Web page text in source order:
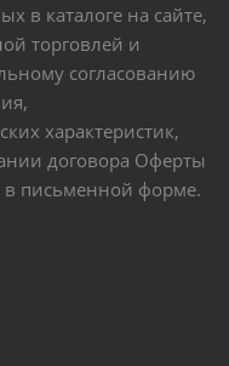
в каталоге на сайте,
торговлей и
согласованию
характеристик,
договора Оферты
письменной форме.